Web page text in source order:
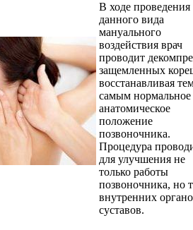
В ходе проведения
данного вида
мануального
воздействия врач
проводит
защемленных
восстанавливая
самым нормальное
анатомическое
положение
позвоночника.
Процедура
для улучшения не
только работы
позвоночника, но
внутренних
суставов.